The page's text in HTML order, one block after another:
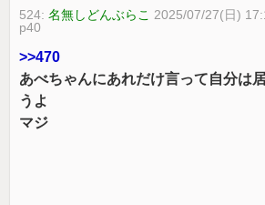
524:名無しどんぶらこ 2025/07/27(日)
p40
>>470
あべちゃんにあれだけ言って自分は
うよ
マジ